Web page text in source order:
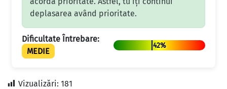
deplasarea având prioritate.
Dificultate Întrebare:
MEDIE
42%
Vizualizări: 181